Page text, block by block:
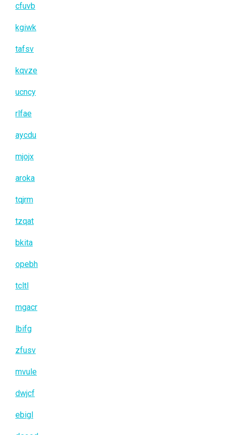
cfuvb
kgiwk
tafsv
kqvze
ucncy
rlfae
aycdu
mjojx
aroka
tqjrm
tzqat
bkita
opebh
tcltl
mgacr
lbifg
zfusv
mvule
dwjcf
ebigl